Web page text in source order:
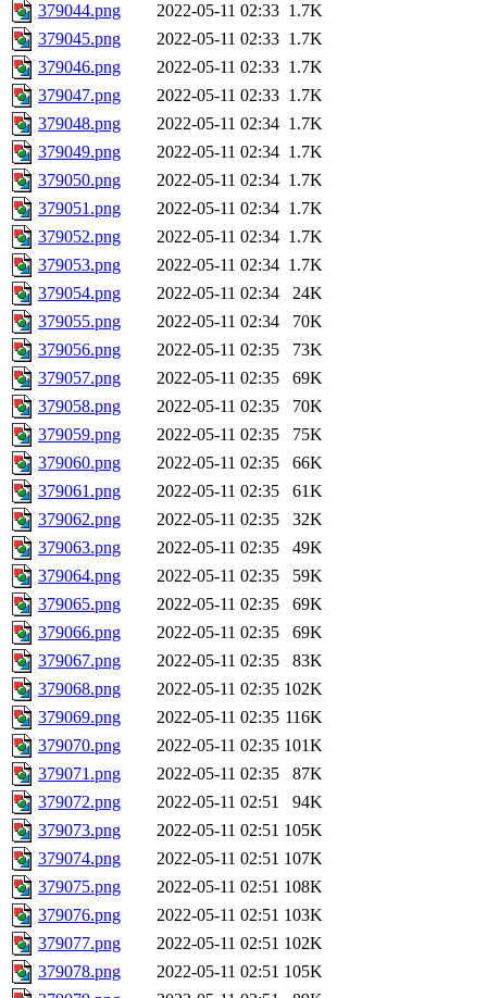
379044.png
2022-05-11 02:33 1.7K
379045.png
2022-05-11 02:33 1.7K
379046.png
2022-05-11 02:33 1.7K
379047.png
2022-05-11 02:33 1.7K
379048.png
2022-05-11 02:34 1.7K
379049.png
2022-05-11 02:34 1.7K
379050.png
2022-05-11 02:34 1.7K
379051.png
2022-05-11 02:34 1.7K
379052.png
2022-05-11 02:34 1.7K
379053.png
2022-05-11 02:34 1.7K
379054.png
2022-05-11 02:34
24K
379055.png
2022-05-11 02:34
70K
379056.png
2022-05-11 02:35
73K
379057.png
2022-05-11 02:35
69K
379058.png
2022-05-11 02:35
70K
379059.png
2022-05-11 02:35
75K
379060.png
2022-05-11 02:35
66K
379061.png
2022-05-11 02:35
61K
379062.png
2022-05-11 02:35
32K
379063.png
2022-05-11 02:35
49K
379064.png
2022-05-11 02:35
59K
379065.png
2022-05-11 02:35
69K
379066.png
2022-05-11 02:35
69K
379067.png
2022-05-11 02:35
83K
379068.png
2022-05-11 02:35 102K
379069.png
2022-05-11 02:35 116K
379070.png
2022-05-11 02:35 101K
379071.png
2022-05-11 02:35
87K
379072.png
2022-05-11 02:51
94K
379073.png
2022-05-11 02:51 105K
379074.png
2022-05-11 02:51 107K
379075.png
2022-05-11 02:51 108K
379076.png
2022-05-11 02:51 103K
379077.png
2022-05-11 02:51 102K
379078.png
2022-05-11 02:51 105K